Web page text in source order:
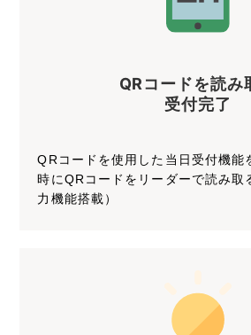
QRコードを読み
受付完了
QRコードを使用した当日受付機能
時にQRコードをリーダーで読み取
力機能搭載）